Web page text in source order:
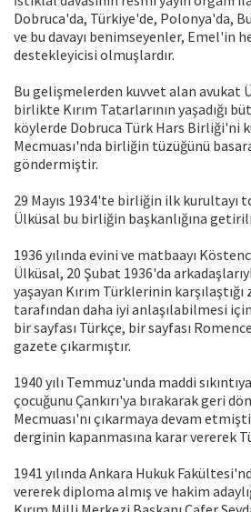
Dobruca'da, Türkiye'de, Polonya'da,
ve bu davayı benimseyenler, Emel'in
destekleyicisi olmuşlardır.
Bu gelişmelerden kuvvet alan avukat
birlikte Kırım Tatarlarının yaşadığı
köylerde Dobruca Türk Hars Birliği'ni
Mecmuası'nda birliğin tüzüğünü
göndermiştir.
29 Mayıs 1934'te birliğin ilk kurultayı
Ülküsal bu birliğin başkanlığına
1936 yılında evini ve matbaayı
Ülküsal, 20 Şubat 1936'da
yaşayan Kırım Türklerinin
tarafından daha iyi anlaşılabilmesi
bir sayfası Türkçe, bir sayfası
gazete çıkarmıştır.
1940 yılı Temmuz'unda maddi
çocuğunu Çankırı'ya bırakarak geri
Mecmuası'nı çıkarmaya devam
derginin kapanmasına karar vererek
1941 yılında Ankara Hukuk
vererek diploma almış ve hakim